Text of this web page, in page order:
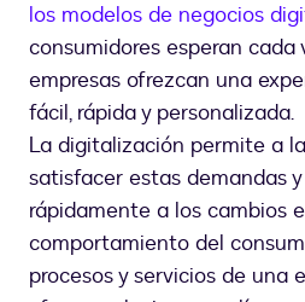
los modelos de negocios
consumidores esperan cada
empresas ofrezcan una
fácil, rápida y personalizada.
La digitalización permite a
satisfacer estas demandas
rápidamente a los cambios
comportamiento del
procesos y servicios de una